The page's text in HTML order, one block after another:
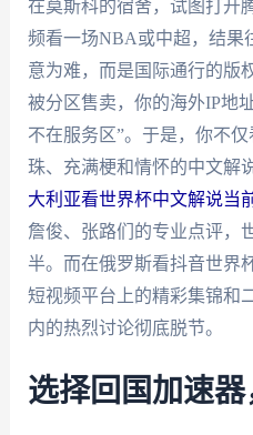
在莫斯科的宿舍，试图打开
频看一场NBA或中超，结果
意为难，而是国际通行的版
被分区售卖，你的海外IP地
不在服务区”。于是，你不
珠、充满梗和情怀的中文解
大利亚看世界杯中文解说当
詹俊、张路们的专业点评，
半。而在俄罗斯看抖音世界
短视频平台上的精彩集锦和
内的热烈讨论彻底脱节。
选择回国加速